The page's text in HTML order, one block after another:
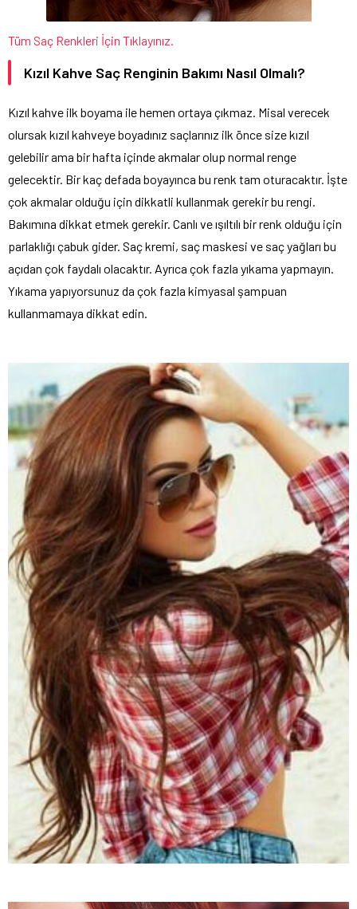
Tüm Saç Renkleri İçin Tıklayınız.
Kızıl Kahve Saç Renginin Bakımı Nasıl Olmalı?
Kızıl kahve ilk boyama ile hemen ortaya çıkmaz. Misal verecek
olursak kızıl kahveye boyadınız saçlarınız ilk önce size kızıl
gelebilir ama bir hafta içinde akmalar olup normal renge
gelecektir. Bir kaç defada boyayınca bu renk tam oturacaktır. İşte
çok akmalar olduğu için dikkatli kullanmak gerekir bu rengi.
Bakımına dikkat etmek gerekir. Canlı ve ışıltılı bir renk olduğu için
parlaklığı çabuk gider. Saç kremi, saç maskesi ve saç yağları bu
açıdan çok faydalı olacaktır. Ayrıca çok fazla yıkama yapmayın.
Yıkama yapıyorsunuz da çok fazla kimyasal şampuan
kullanmamaya dikkat edin.